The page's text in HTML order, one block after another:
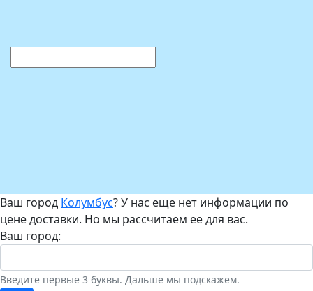
Ваш город Колумбус? У нас еще нет информации по
цене доставки. Но мы рассчитаем ее для вас.
Ваш город:
Введите первые 3 буквы. Дальше мы подскажем.